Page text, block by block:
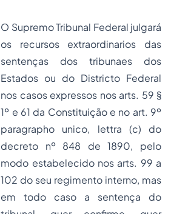
O Supremo Tribunal Federal julgará
os recursos extraordinarios das
sentenças dos tribunaes dos
Estados ou do Districto Federal
nos casos expressos nos arts. 59 §
1º e 61 da Constituição e no art. 9º
paragrapho unico, lettra (c) do
decreto nº 848 de 1890, pelo
modo estabelecido nos arts. 99 a
102 do seu regimento interno, mas
em todo caso a sentença do